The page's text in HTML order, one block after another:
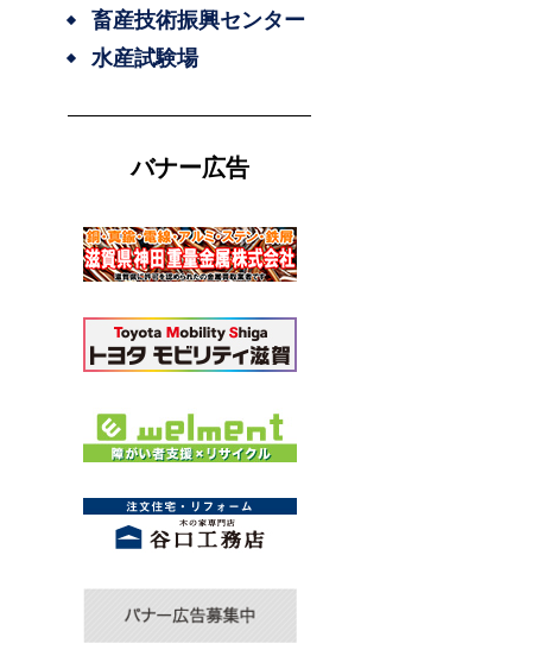
畜産技術振興センター
水産試験場
バナー広告